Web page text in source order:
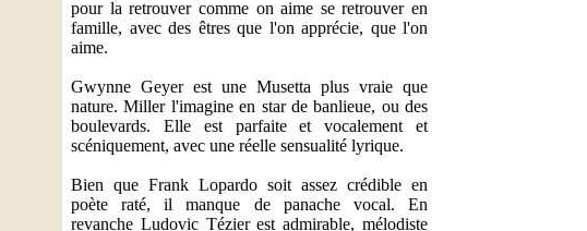
pour la retrouver comme on aime se retrouver en
famille, avec des êtres que l'on apprécie, que l'on
aime.
Gwynne Geyer est une Musetta plus vraie que
nature. Miller l'imagine en star de banlieue, ou des
boulevards. Elle est parfaite et vocalement et
scéniquement, avec une réelle sensualité lyrique.
Bien que Frank Lopardo soit assez crédible en
poète raté, il manque de panache vocal. En
revanche Ludovic Tézier est admirable, mélodiste